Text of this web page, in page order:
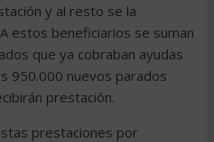
y al resto se la
estos beneficiarios se suman
que ya cobraban ayudas
950.000 nuevos parados
prestación.
prestaciones por